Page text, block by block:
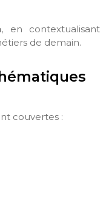
, en contextualisant
de demain.
couvertes :